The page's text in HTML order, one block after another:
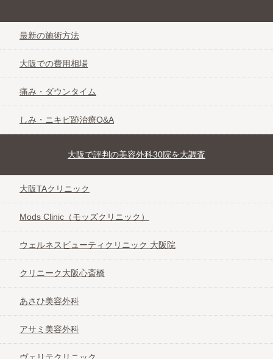
最新の施術方法
大阪での費用相場
痛み・ダウンタイム
しみ・ニキビ跡治療O&A
大阪で評判の美容外科30院を大調査
大阪TAクリニック
Mods Clinic（モッズクリニック）
ウェルネスビューティクリニック 大阪院
クリニーク大阪心斎橋
あさひ美容外科
アサミ美容外科
ヴェリテクリニック